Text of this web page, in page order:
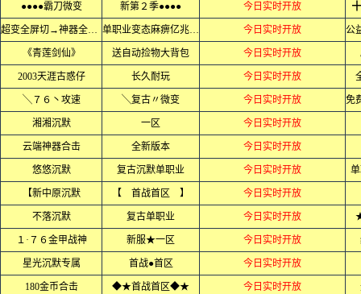
●●●●霸刀微变 新第２季●●●● 今日实时开放 ╋
超变全屏切→神器全屏乱炸 单职业变态麻痹亿兆爆率 今日实时开放
《青莲剑仙》 送自动捡物大背包 今日实时开放
2003天涯古惑仔 长久耐玩 今日实时开放
╲７６丶攻速 ╲复古〃微变 今日实时开放
湘湘沉默 一区 今日实时开放
云端神器合击 全新版本 今日实时开放
悠悠沉默 复古沉默单职业 今日实时开放
【新中原沉默 【 首战首区 】 今日实时开放
不落沉默 复古单职业 今日实时开放
１·７６金甲战神 新服★一区 今日实时开放
星光沉默专属 首战●首区 今日实时开放
180金币合击 ◆★首战首区◆★ 今日实时开放